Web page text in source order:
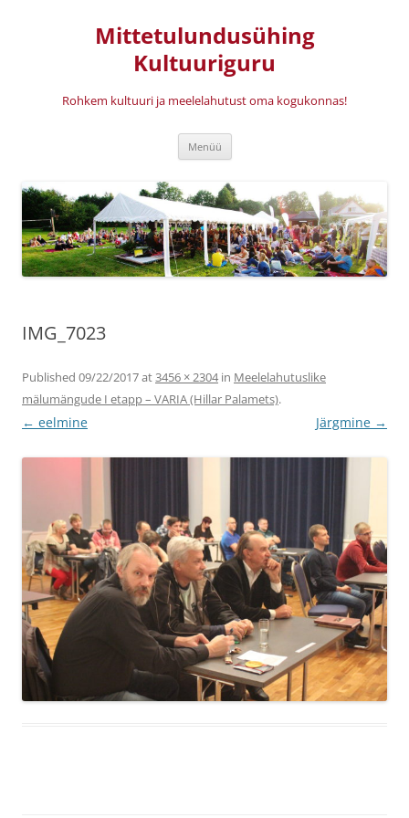
Mittetulundusühing
Kultuuriguru
Rohkem kultuuri ja meelelahutust oma kogukonnas!
Menüü Liigu
juurde
IMG_7023
Published 09/22/2017at3456 × 2304in Meelelahutuslike
mälumängude I etapp – VARIA (Hillar Palamets).
← eelmine Järgmine →